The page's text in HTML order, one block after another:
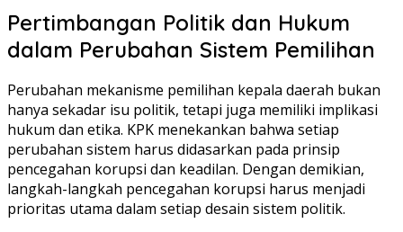
Pertimbangan Politik dan Hukum
dalam Perubahan Sistem Pemilihan
Perubahan mekanisme pemilihan kepala daerah bukan
hanya sekadar isu politik, tetapi juga memiliki implikasi
hukum dan etika. KPK menekankan bahwa setiap
perubahan sistem harus didasarkan pada prinsip
pencegahan korupsi dan keadilan. Dengan demikian,
langkah-langkah pencegahan korupsi harus menjadi
prioritas utama dalam setiap desain sistem politik.